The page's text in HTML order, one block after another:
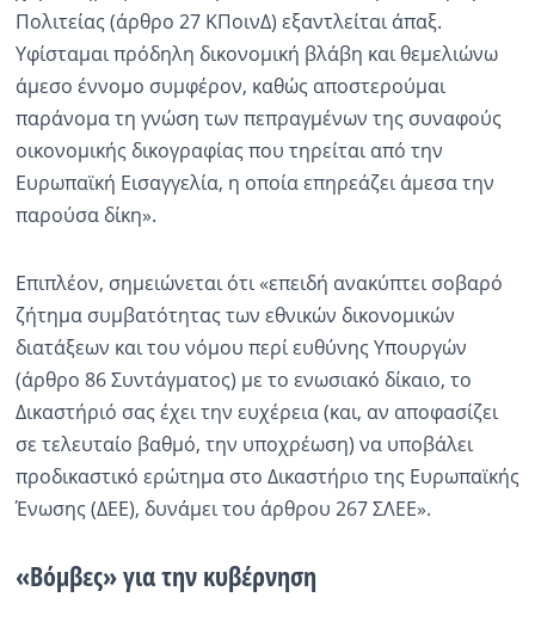
Πολιτείας (άρθρο 27 ΚΠοινΔ) εξαντλείται άπαξ.
Υφίσταμαι πρόδηλη δικονομική βλάβη και θεμελιώνω
άμεσο έννομο συμφέρον, καθώς αποστερούμαι
παράνομα τη γνώση των πεπραγμένων της συναφούς
οικονομικής δικογραφίας που τηρείται από την
Ευρωπαϊκή Εισαγγελία, η οποία επηρεάζει άμεσα την
παρούσα δίκη».
Επιπλέον, σημειώνεται ότι «επειδή ανακύπτει σοβαρό
ζήτημα συμβατότητας των εθνικών δικονομικών
διατάξεων και του νόμου περί ευθύνης Υπουργών
(άρθρο 86 Συντάγματος) με το ενωσιακό δίκαιο, το
Δικαστήριό σας έχει την ευχέρεια (και, αν αποφασίζει
σε τελευταίο βαθμό, την υποχρέωση) να υποβάλει
προδικαστικό ερώτημα στο Δικαστήριο της Ευρωπαϊκής
Ένωσης (ΔΕΕ), δυνάμει του άρθρου 267 ΣΛΕΕ».
«Βόμβες» για την κυβέρνηση